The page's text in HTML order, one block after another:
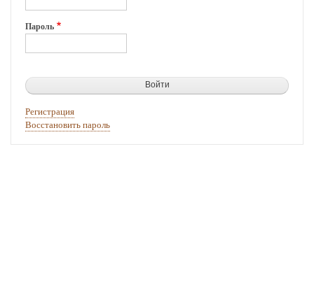
Пароль
Регистрация
Восстановить пароль